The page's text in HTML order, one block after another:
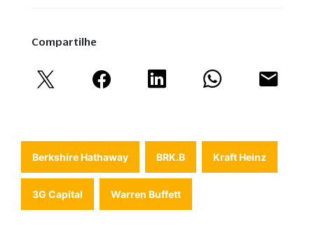
Compartilhe
Berkshire Hathaway BRK.B Kraft Heinz
3G Capital Warren Buffett